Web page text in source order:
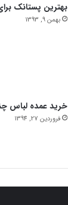
بهترین پستانک
بهمن 9, 1393
خرید عمده لباس
فروردین 27, 1394